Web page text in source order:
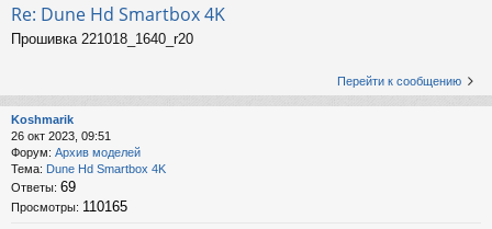
Re: Dune Hd Smartbox 4K
Прошивка 221018_1640_r20
Перейти к сообщению
Koshmarik
26 окт 2023, 09:51
Форум: Архив моделей
Тема: Dune Hd Smartbox 4K
Ответы: 69
Просмотры: 110165